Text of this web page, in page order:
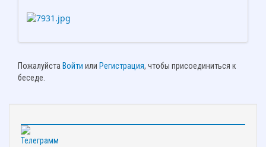
Пожалуйста Войти или Регистрация, чтобы присоединиться к
беседе.